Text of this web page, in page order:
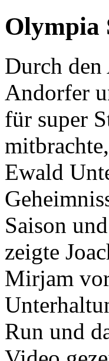
Olympia
Durch
Andorfer
für super
Ewald
Saison
zeigte
Mirjam
Run und